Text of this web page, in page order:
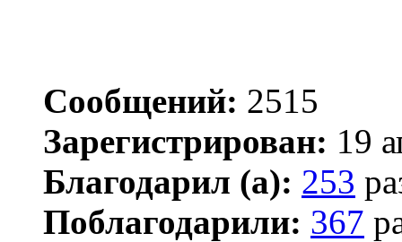
Сообщений: 2515
Зарегистрирован: 19
Благодарил (а): 253
Поблагодарили: 367